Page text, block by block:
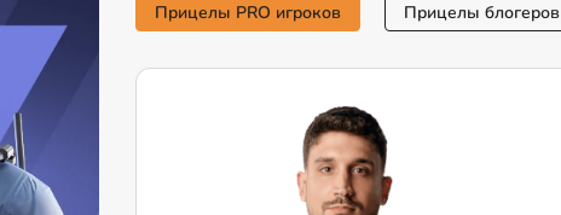
Прицелы PRO игроков Прицелы блогеров